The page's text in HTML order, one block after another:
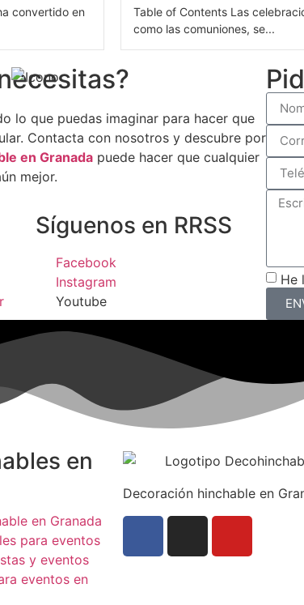
convertido en
Table of Contents Las
como las comuniones, se...
lo que puedas imaginar para hacer que
Contacta con nosotros y descubre por
en Granada puede hacer que cualquier
mejor.
Síguenos en RRSS
Facebook
Instagram
Youtube
He
en
en Granada
para eventos
y eventos
eventos en
Decoración hinchable en